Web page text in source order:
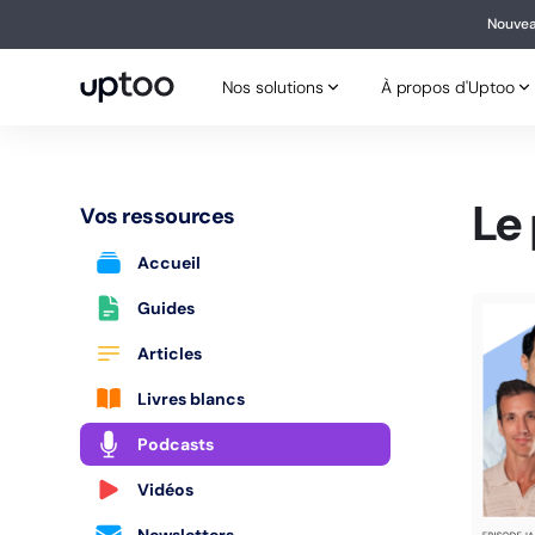
Nos solutions À propos d'Uptoo
Nos solutions À propos d'Uptoo
Vos ressources
Accueil
Guides
Articles
Livres blancs
Podcasts
Vidéos